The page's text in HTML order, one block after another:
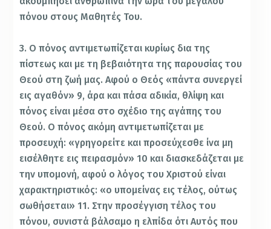
πόνου στους Μαθητές Του.
3. Ο πόνος αντιμετωπίζεται κυρίως δια της
πίστεως και με τη βεβαιότητα της παρουσίας του
Θεού στη ζωή μας. Αφού ο Θεός «πάντα συνεργεί
εις αγαθόν» 9, άρα και πάσα αδικία, θλίψη και
πόνος είναι μέσα στο σχέδιο της αγάπης του
Θεού. Ο πόνος ακόμη αντιμετωπίζεται με
προσευχή: «γρηγορείτε και προσεύχεσθε ίνα μη
εισέλθητε εις πειρασμόν» 10 και διασκεδάζεται με
την υπομονή, αφού ο λόγος του Χριστού είναι
χαρακτηριστικός: «ο υπομείνας εις τέλος, ούτως
σωθήσεται» 11. Στην προσέγγιση τέλος του
πόνου, συνιστά βάλσαμο η ελπίδα ότι Αυτός που